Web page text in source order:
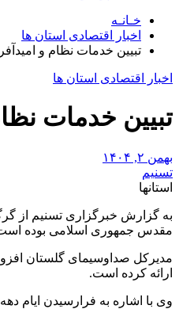
خـانـه
اخبار اقتصادی استان ها
تبیین خدمات نظام و
اخبار اقتصادی استان ها
تبیین خدمات
بهمن ۲, ۱۴۰۴
تسنیم
استانها
به گزارش خبرگزاری تسنیم از
مقدس جمهوری اسلامی بوده است،
مدیرکل صداوسیمای گلستان
ارائه کرده است.
وی با اشاره به فرارسیدن ایام